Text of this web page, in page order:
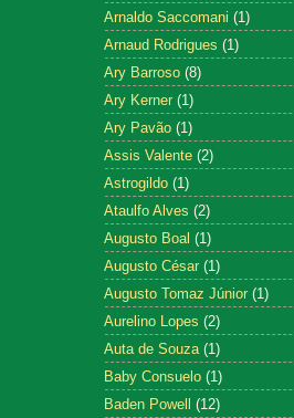
Arnaldo Saccomani (1)
Arnaud Rodrigues (1)
Ary Barroso (8)
Ary Kerner (1)
Ary Pavão (1)
Assis Valente (2)
Astrogildo (1)
Ataulfo Alves (2)
Augusto Boal (1)
Augusto César (1)
Augusto Tomaz Júnior (1)
Aurelino Lopes (2)
Auta de Souza (1)
Baby Consuelo (1)
Baden Powell (12)